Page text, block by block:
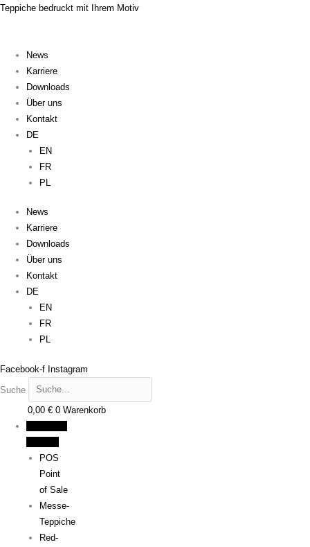
Zum
Teppiche bedruckt mit Ihrem Motiv
News
Karriere
Downloads
Über uns
Kontakt
DE
EN
FR
PL
News
Karriere
Downloads
Über uns
Kontakt
DE
EN
FR
PL
Facebook-f Instagram
Suche
0,00 € 0 Warenkorb
Menü
POS
Point
of Sale
Messe-
Teppiche
Red-
Flyout